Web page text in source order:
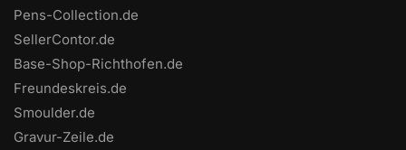
Pens-Collection.de
SellerContor.de
Base-Shop-Richthofen.de
Freundeskreis.de
Smoulder.de
Gravur-Zeile.de